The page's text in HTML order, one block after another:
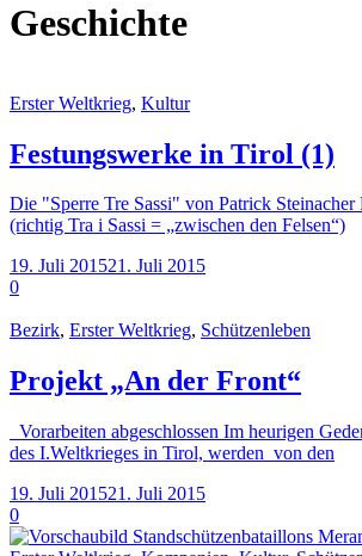
Geschichte
Erster Weltkrieg, Kultur
Festungswerke in Tirol (1)
Die "Sperre Tre Sassi" von Patrick Steinacher
(richtig Tra i Sassi = „zwischen den Felsen“)
19. Juli 201521. Juli 2015
0
Bezirk, Erster Weltkrieg, Schützenleben
Projekt „An der Front“
Vorarbeiten abgeschlossen Im heurigen
des I.Weltkrieges in Tirol, werden von den
19. Juli 201521. Juli 2015
0